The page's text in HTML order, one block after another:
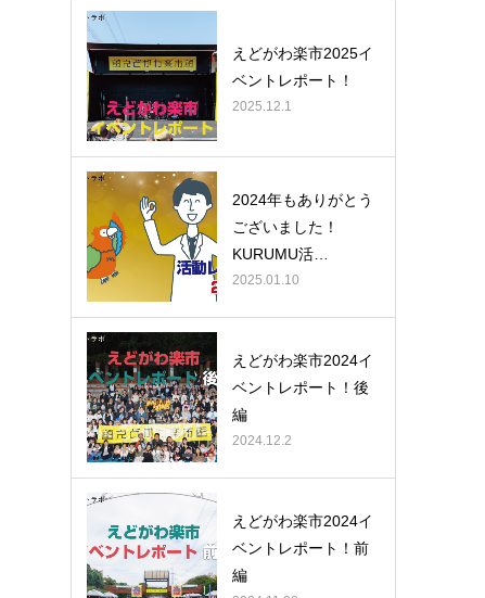
えどがわ楽市2025イ
ベントレポート！
2025.12.1
2024年もありがとう
ございました！
KURUMU活…
2025.01.10
えどがわ楽市2024イ
ベントレポート！後
編
2024.12.2
えどがわ楽市2024イ
ベントレポート！前
編